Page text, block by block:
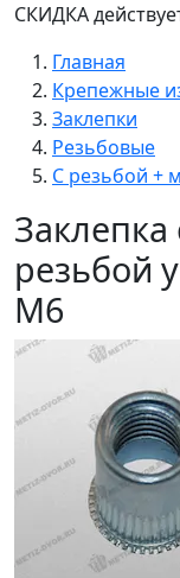
СКИДКА
Главная
Крепежные
Заклепки
Резьбовые
С резьбой +
резьбой
M6